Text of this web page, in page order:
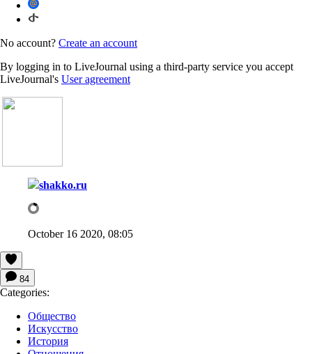
No account? Create an account
By logging in to LiveJournal using a third-party service you accept
LiveJournal's User agreement
shakko.ru
October 16 2020, 08:05
84
Categories:
Общество
Искусство
История